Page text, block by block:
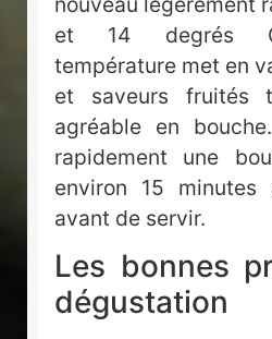
et 14 degrés
température met en
et saveurs fruités
agréable en
rapidement une
environ 15 minutes
avant de servir.
Les bonnes
dégustation